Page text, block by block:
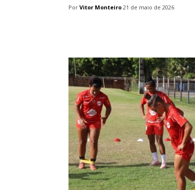
Por Vitor Monteiro 21 de maio de 2026